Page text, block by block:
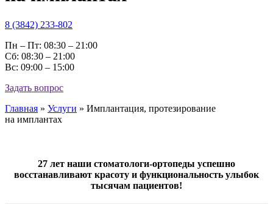
8 (3842) 233-802
Пн – Пт: 08:30 – 21:00
Cб: 08:30 – 21:00
Вс: 09:00 – 15:00
Задать вопрос
Главная » Услуги » Имплантация, протезирование
на имплантах
27 лет наши стоматологи-ортопеды успешно
восстанавливают красоту и функциональность улыбок
тысячам пациентов!